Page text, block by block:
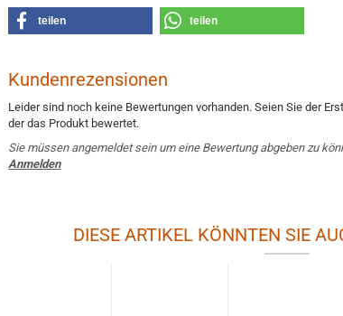
teilen teilen
Kundenrezensionen
Leider sind noch keine Bewertungen vorhanden. Seien Sie der
der das Produkt bewertet.
Sie müssen angemeldet sein um eine Bewertung abgeben zu
Anmelden
DIESE ARTIKEL KÖNNTEN SIE